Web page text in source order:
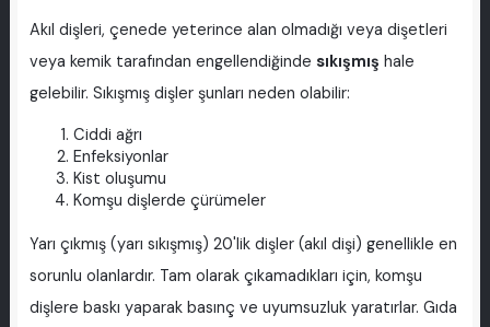
Akıl dişleri, çenede yeterince alan olmadığı veya dişetleri
veya kemik tarafından engellendiğinde sıkışmış hale
gelebilir. Sıkışmış dişler şunları neden olabilir:
Ciddi ağrı
Enfeksiyonlar
Kist oluşumu
Komşu dişlerde çürümeler
Yarı çıkmış (yarı sıkışmış) 20'lik dişler (akıl dişi) genellikle en
sorunlu olanlardır. Tam olarak çıkamadıkları için, komşu
dişlere baskı yaparak basınç ve uyumsuzluk yaratırlar. Gıda